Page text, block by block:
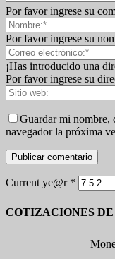
Por favor ingrese su
Por favor ingrese su
¡Has introducido una
Por favor ingrese su
Guardar mi nombre,
navegador la próxima
Current ye@r *
COTIZACIONES